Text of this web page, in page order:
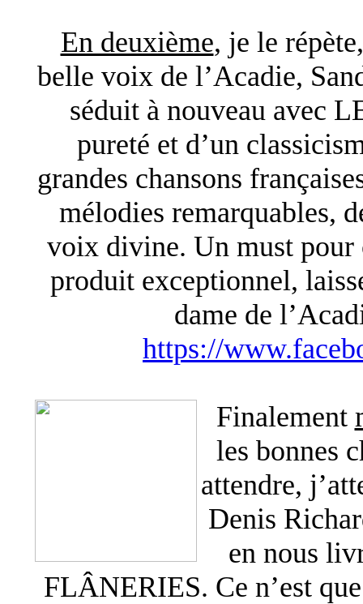
En deuxième, je le
belle voix de l’Acadie,
séduit à nouveau avec
pureté et d’un
grandes chansons
mélodies remarquables,
voix divine. Un must pour
produit exceptionnel,
dame de
https://
Finalement
les bonnes
attendre,
Denis
en nous
FLÂNERIES. Ce n’est